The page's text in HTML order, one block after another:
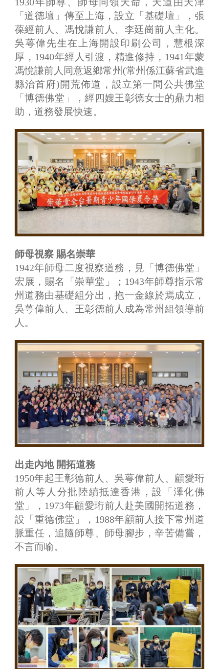
「道德壇」傳至上海，設立「基礎壇」，張
葆經前人、馮悅謙前人、李廷崗前人主化。
吳萼偉先生在上海開設印刷公司，慧根深
厚，1940年經人引渡，精進修持，1941年蒙
馮悅謙前人同意返鄉常州(常州係江蘇省武進
縣治首府)開荒佈道，設立第一間公共佛堂
「博德佛堂」，經四嫂王彰德女士的鼎力相
助，道務發展快速。
師母視察 賜名崇華
1942年師母二度視察道務，見「博德佛堂」
宏展，賜名「崇華堂」；1943年師尊指示常
州道務由基礎組分出，抱一金線於焉成立，
吳萼偉前人、王彰德前人成為常州組領導前
人。
出走內地 開拓道務
1950年起王彰德前人、吳萼偉前人、顧愛珩
前人等人分批陸續抵達香港，設「澤化佛
堂」，1973年顧愛珩前人赴美國開拓道務，
設「重德佛堂」，1988年顧前人接下常州道
脈重任，追隨師尊、師母腳步，辛苦備嘗，
不言而喻。